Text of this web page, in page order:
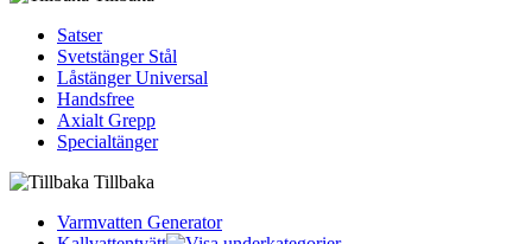
Satser
Svetstänger Stål
Låstänger Universal
Handsfree
Axialt Grepp
Specialtänger
Tillbaka
Varmvatten Generator